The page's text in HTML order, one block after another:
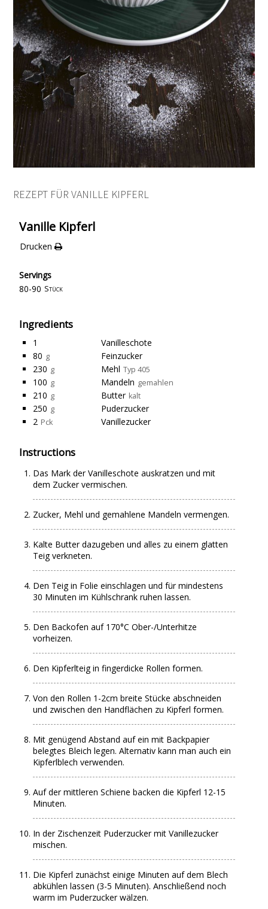
REZEPT FÜR VANILLE KIPFERL
Vanille Kipferl
Drucken
Servings
80-90 Stück
Ingredients
1
Vanilleschote
80 g
Feinzucker
230 g Mehl Typ 405
100 g Mandeln gemahlen
210 g Butter kalt
250 g
Puderzucker
2 Pck Vanillezucker
Instructions
Das Mark der Vanilleschote auskratzen und mit
dem Zucker vermischen.
Zucker, Mehl und gemahlene Mandeln vermengen.
Kalte Butter dazugeben und alles zu einem glatten
Teig verkneten.
Den Teig in Folie einschlagen und für mindestens
30 Minuten im Kühlschrank ruhen lassen.
Den Backofen auf 170°C Ober-/Unterhitze
vorheizen.
Den Kipferlteig in fingerdicke Rollen formen.
Von den Rollen 1-2cm breite Stücke abschneiden
und zwischen den Handflächen zu Kipferl formen.
Mit genügend Abstand auf ein mit Backpapier
belegtes Bleich legen. Alternativ kann man auch ein
Kipferlblech verwenden.
Auf der mittleren Schiene backen die Kipferl 12-15
Minuten.
In der Zischenzeit Puderzucker mit Vanillezucker
mischen.
Die Kipferl zunächst einige Minuten auf dem Blech
abkühlen lassen (3-5 Minuten). Anschließend noch
warm im Puderzucker wälzen.